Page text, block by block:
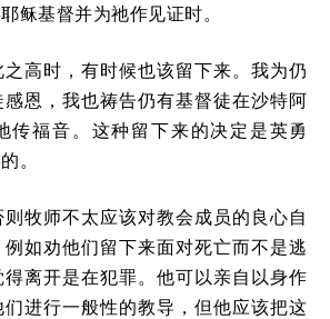
稣基督并为祂作见证时。
高时，有时候也该留下来。我为仍
恩，我也祷告仍有基督徒在沙特阿
传福音。这种留下来的决定是英勇
。
牧师不太应该对教会成员的良心自
如劝他们留下来面对死亡而不是逃
离开是在犯罪。他可以亲自以身作
进行一般性的教导，但他应该把这